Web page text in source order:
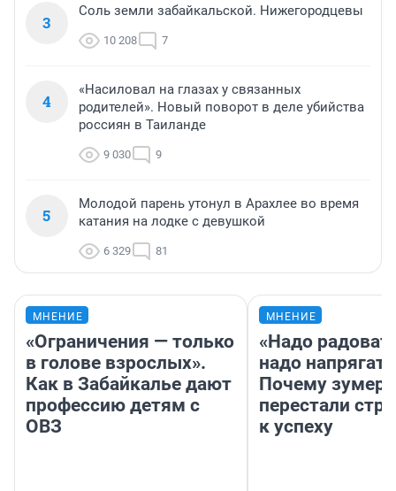
3
Соль земли забайкальской. Нижегородцевы
10 208 7
4
«Насиловал на глазах у связанных
родителей». Новый поворот в деле убийства
россиян в Таиланде
9 030 9
5
Молодой парень утонул в Арахлее во время
катания на лодке с девушкой
6 329 81
МНЕНИЕ
«Ограничения — только
в голове взрослых».
Как в Забайкалье дают
профессию детям с
ОВЗ
МНЕНИЕ
«Надо
надо
Почему
перестали
к успеху